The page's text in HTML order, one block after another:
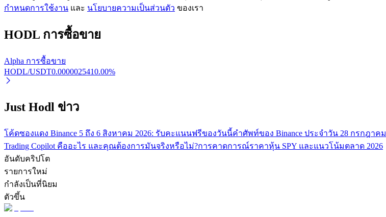
รับรางวัลการแข่งขันทุกวัน
ผลตอบแทนสูงและเข้าถึงได้ทันที
กำหนดการใช้งาน และ นโยบายความเป็นส่วนตัว ของเรา
HODL การซื้อขาย
Alpha การซื้อขาย
HODL/USDT0.0000025410.00%
Just Hodl ข่าว
โค้ดซองแดง Binance 5 ถึง 6 สิงหาคม 2026: รับคะแนนฟรีของวันนี้คำศัพท์ของ Binance ประจำวัน 28 กรกฎาค
Trading Copilot คืออะไร และคุณต้องการมันจริงหรือไม่?การคาดการณ์ราคาหุ้น SPY และแนวโน้มตลาด 2026
อันดับคริปโต
รายการใหม่
กำลังเป็นที่นิยม
ตัวขึ้น